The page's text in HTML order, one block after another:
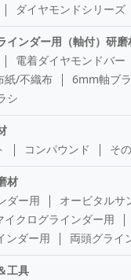
ダイヤモンドシリーズ
インダー用（軸付）研磨
電着ダイヤモンドバー
紙/不織布
6mm軸ブ
シ
コンパウンド そ
材
ダー用
オービタルサ
イクログラインダー用
ンダー用
両頭グライ
工具